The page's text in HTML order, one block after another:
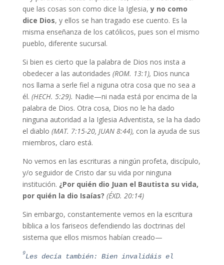
que las cosas son como dice la Iglesia, y no como
dice Dios, y ellos se han tragado ese cuento. Es la
misma enseñanza de los católicos, pues son el mismo
pueblo, diferente sucursal.
Si bien es cierto que la palabra de Dios nos insta a
obedecer a las autoridades (ROM. 13:1), Dios nunca
nos llama a serle fiel a niguna otra cosa que no sea a
él. (HECH. 5:29). Nadie—ni nada está por encima de la
palabra de Dios. Otra cosa, Dios no le ha dado
ninguna autoridad a la Iglesia Adventista, se la ha dado
el diablo (MAT. 7:15-20, JUAN 8:44), con la ayuda de sus
miembros, claro está.
No vemos en las escrituras a ningún profeta, discípulo,
y/o seguidor de Cristo dar su vida por ninguna
institución. ¿Por quién dio Juan el Bautista su vida,
por quién la dio Isaías? (ÉXD. 20:14)
Sin embargo, constantemente vemos en la escritura
bíblica a los fariseos defendiendo las doctrinas del
sistema que ellos mismos habían creado—
9Les decía también: Bien invalidáis el